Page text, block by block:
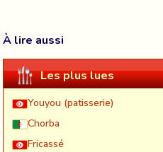
À lire aussi
Les plus lues
Youyou (patisserie)
Chorba
Fricassé